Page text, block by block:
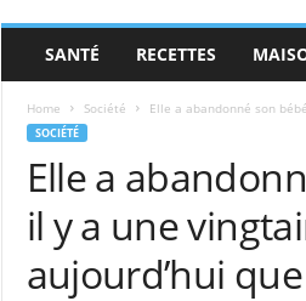
SANTÉ RECETTES
Home Société Elle a abandonné son
SOCIÉTÉ
Elle a
il y a une
aujourd’hui